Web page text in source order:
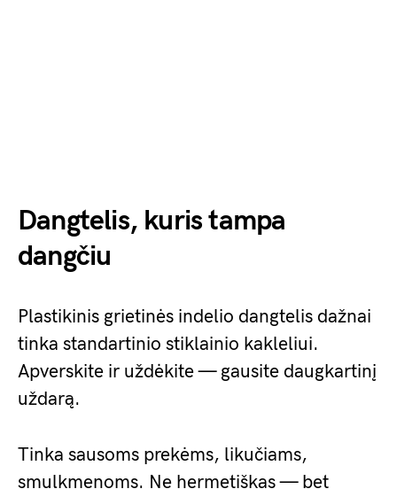
Dangtelis, kuris tampa
dangčiu
Plastikinis grietinės indelio dangtelis dažnai
tinka standartinio stiklainio kakleliui.
Apverskite ir uždėkite — gausite daugkartinį
uždarą.
Tinka sausoms prekėms, likučiams,
smulkmenoms. Ne hermetiškas — bet